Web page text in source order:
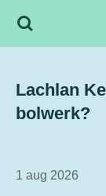
Ga
de
hoofdinhoud
Lachlan
bolwerk?
1 aug 2026